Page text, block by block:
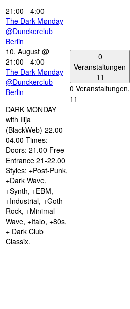
21:00 - 4:00
The Dark Mønday
@Dunckerclub
Berlin
10. August @
21:00 - 4:00
The Dark Mønday
@Dunckerclub
Berlin
DARK MONDAY
with Ilija
(BlackWeb) 22.00-
04.00 Times:
Doors: 21.00 Free
Entrance 21-22.00
Styles: +Post-Punk,
+Dark Wave,
+Synth, +EBM,
+Industrial, +Goth
Rock, +Minimal
Wave, +Italo, +80s,
+ Dark Club
Classix.
0
Veranstaltungen
11
0 Veranstaltungen,
11